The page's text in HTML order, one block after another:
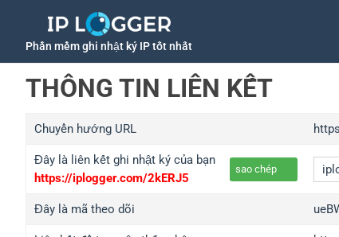
Phần mềm ghi nhật ký IP tốt nhất
THÔNG TIN LIÊN KẾT
Chuyển hướng URL
Đây là liên kết ghi nhật ký của bạn
https://iplogger.com/2kERJ5
sao chép
Đây là mã theo dõi